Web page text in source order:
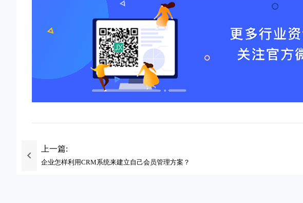
上一篇:
企业怎样利用CRM系统来建立自己会员管理方案？